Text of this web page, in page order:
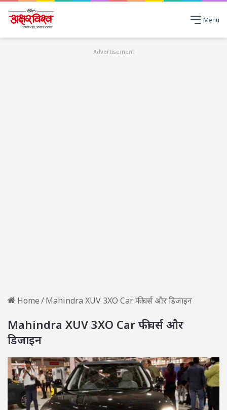
Menu
Advertisement
Home/Mahindra XUV 3XO Car फीचर्स और डिजाइन
Mahindra XUV 3XO Car फीचर्स और
डिजाइन